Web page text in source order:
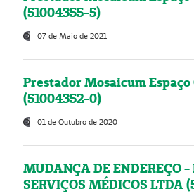
(51004355-5)
07 de Maio de 2021
Prestador Mosaicum
(51004352-0)
01 de Outubro de 2020
MUDANÇA DE ENDEREÇO
SERVIÇOS MÉDICOS LTDA